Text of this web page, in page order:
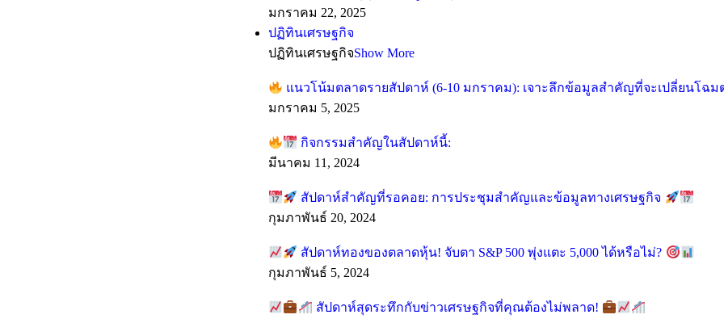
มกราคม 22, 2025
ปฏิทินเศรษฐกิจ
ปฏิทินเศรษฐกิจShow More
แนวโน้มตลาดรายสัปดาห์ (6-10 มกราคม): เจาะลึกข้อมูลสำคัญที่จะเปลี่ยนโฉม
มกราคม 5, 2025
กิจกรรมสำคัญในสัปดาห์นี้:
มีนาคม 11, 2024
สัปดาห์สำคัญที่รอคอย: การประชุมสำคัญและข้อมูลทางเศรษฐกิจ
กุมภาพันธ์ 20, 2024
สัปดาห์ทองของตลาดหุ้น! จับตา S&P 500 พุ่งแตะ 5,000 ได้หรือไม่?
กุมภาพันธ์ 5, 2024
สัปดาห์สุดระทึกกับข่าวเศรษฐกิจที่คุณต้องไม่พลาด!